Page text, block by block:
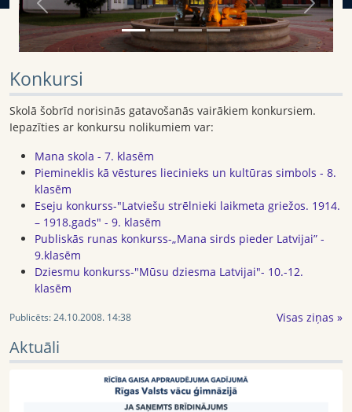
Previous Next
Konkursi
Skolā šobrīd norisinās gatavošanās vairākiem konkursiem.
Iepazīties ar konkursu nolikumiem var:
Mana skola - 7. klasēm
Piemineklis kā vēstures liecinieks un kultūras simbols - 8.
klasēm
Eseju konkurss-"Latviešu strēlnieki laikmeta griežos. 1914.
– 1918.gads" - 9. klasēm
Publiskās runas konkurss-„Mana sirds pieder Latvijai” -
9.klasēm
Dziesmu konkurss-"Mūsu dziesma Latvijai"- 10.-12.
klasēm
Publicēts:24.10.2008. 14:38 Visas ziņas »
Aktuāli